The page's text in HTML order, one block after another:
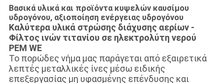
Βασικά υλικά και προϊόντα κυψελών καυσίμου
υδρογόνου, αξιοποίηση ενέργειας υδρογόνου
Καλύτερα υλικά στρώσης διάχυσης αερίων -
Φίλτος ινών τιτανίου σε ηλεκτρολύτη νερού
PEM WE
Το πορώδες νήμα μας παράγεται από εξαιρετικά
λεπτές μεταλλικές ίνες μέσω ειδικής
επεξεργασίας μη υφασμένης επένδυσης και